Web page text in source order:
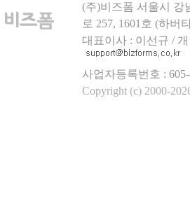
(주)비즈폼 서울시 강
로 257, 1601호 (하버
대표이사 : 이선규 / 개
사업자등록번호 :
Copyright (c) 2000-